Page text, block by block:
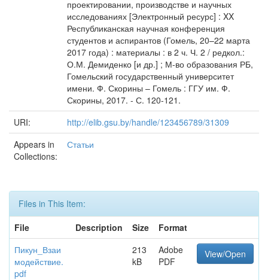
проектировании, производстве и научных
исследованиях [Электронный ресурс] : XX
Республиканская научная конференция
студентов и аспирантов (Гомель, 20–22 марта
2017 года) : материалы : в 2 ч. Ч. 2 / редкол.:
О.М. Демиденко [и др.] ; М-во образования РБ,
Гомельский государственный университет
имени. Ф. Скорины – Гомель : ГГУ им. Ф.
Скорины, 2017. - С. 120-121.
URI:
http://elib.gsu.by/handle/123456789/31309
Appears in
Collections:
Статьи
Files in This Item:
File
Description Size
Format
Пикун_Взаи
модействие.
pdf
213
kB
Adobe
PDF
View/Open